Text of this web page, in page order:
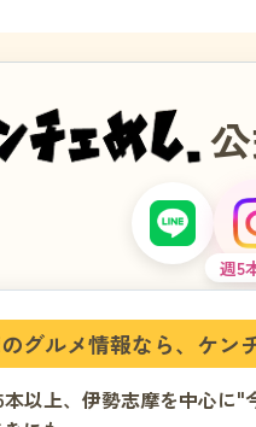
週5
グルメ情報なら、ケン
以上、伊勢志摩を中心に